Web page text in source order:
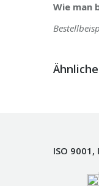
Wie man
ISO 9001,